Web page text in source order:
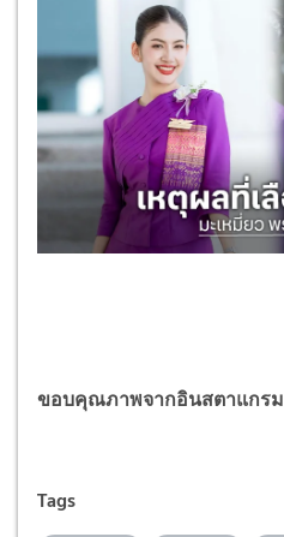
ขอบคุณภาพจากอินสตาแกรม
Tags